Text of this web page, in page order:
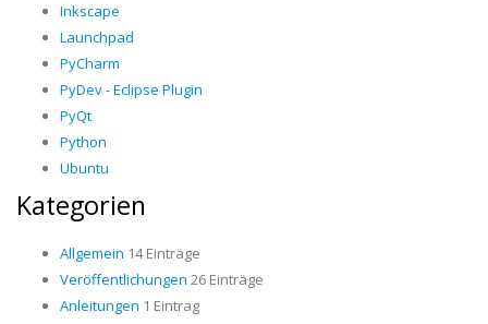
Inkscape
Launchpad
PyCharm
PyDev - Eclipse Plugin
PyQt
Python
Ubuntu
Kategorien
Allgemein 14 Einträge
Veröffentlichungen 26 Einträge
Anleitungen 1 Eintrag